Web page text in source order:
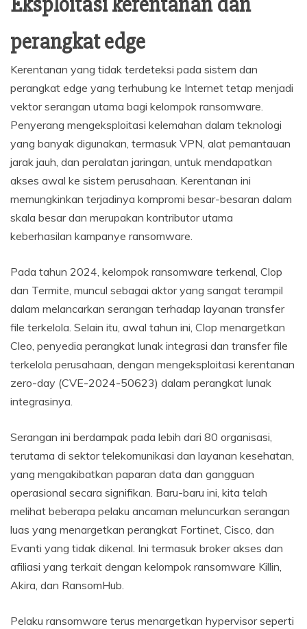
perangkat edge
Kerentanan yang tidak terdeteksi pada sistem dan
perangkat edge yang terhubung ke Internet tetap menjadi
vektor serangan utama bagi kelompok ransomware.
Penyerang mengeksploitasi kelemahan dalam teknologi
yang banyak digunakan, termasuk VPN, alat pemantauan
jarak jauh, dan peralatan jaringan, untuk mendapatkan
akses awal ke sistem perusahaan. Kerentanan ini
memungkinkan terjadinya kompromi besar-besaran dalam
skala besar dan merupakan kontributor utama
keberhasilan kampanye ransomware.
Pada tahun 2024, kelompok ransomware terkenal, Clop
dan Termite, muncul sebagai aktor yang sangat terampil
dalam melancarkan serangan terhadap layanan transfer
file terkelola. Selain itu, awal tahun ini, Clop menargetkan
Cleo, penyedia perangkat lunak integrasi dan transfer file
terkelola perusahaan, dengan mengeksploitasi kerentanan
zero-day (CVE-2024-50623) dalam perangkat lunak
integrasinya.
Serangan ini berdampak pada lebih dari 80 organisasi,
terutama di sektor telekomunikasi dan layanan kesehatan,
yang mengakibatkan paparan data dan gangguan
operasional secara signifikan. Baru-baru ini, kita telah
melihat beberapa pelaku ancaman meluncurkan serangan
luas yang menargetkan perangkat Fortinet, Cisco, dan
Evanti yang tidak dikenal. Ini termasuk broker akses dan
afiliasi yang terkait dengan kelompok ransomware Killin,
Akira, dan RansomHub.
Pelaku ransomware terus menargetkan hypervisor seperti